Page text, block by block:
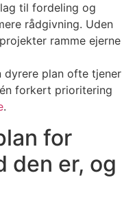
til fordeling og
rådgivning. Uden
ramme ejerne
dyrere plan ofte tjener
forkert prioritering
.
for
den er, og